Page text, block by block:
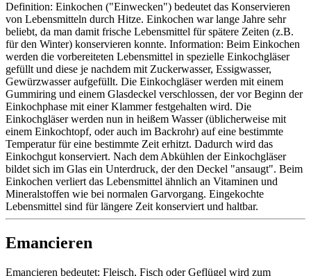
Definition: Einkochen ("Einwecken") bedeutet das Konservieren
von Lebensmitteln durch Hitze. Einkochen war lange Jahre sehr
beliebt, da man damit frische Lebensmittel für spätere Zeiten (z.B.
für den Winter) konservieren konnte. Information: Beim Einkochen
werden die vorbereiteten Lebensmittel in spezielle Einkochgläser
gefüllt und diese je nachdem mit Zuckerwasser, Essigwasser,
Gewürzwasser aufgefüllt. Die Einkochgläser werden mit einem
Gummiring und einem Glasdeckel verschlossen, der vor Beginn der
Einkochphase mit einer Klammer festgehalten wird. Die
Einkochgläser werden nun in heißem Wasser (üblicherweise mit
einem Einkochtopf, oder auch im Backrohr) auf eine bestimmte
Temperatur für eine bestimmte Zeit erhitzt. Dadurch wird das
Einkochgut konserviert. Nach dem Abkühlen der Einkochgläser
bildet sich im Glas ein Unterdruck, der den Deckel "ansaugt". Beim
Einkochen verliert das Lebensmittel ähnlich an Vitaminen und
Mineralstoffen wie bei normalen Garvorgang. Eingekochte
Lebensmittel sind für längere Zeit konserviert und haltbar.
Emancieren
Emancieren bedeutet: Fleisch, Fisch oder Geflügel wird zum